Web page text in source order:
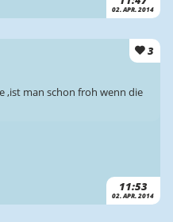
02. APR. 2014
3
11:53
02. APR. 2014
,ist man schon froh wenn die